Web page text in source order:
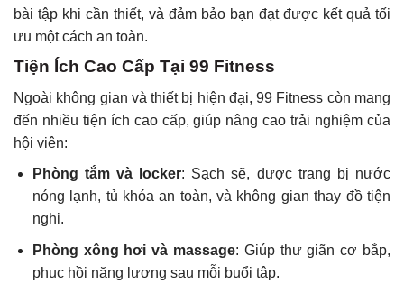
bài tập khi cần thiết, và đảm bảo bạn đạt được kết quả tối
ưu một cách an toàn.
Tiện Ích Cao Cấp Tại 99 Fitness
Ngoài không gian và thiết bị hiện đại, 99 Fitness còn mang
đến nhiều tiện ích cao cấp, giúp nâng cao trải nghiệm của
hội viên:
Phòng tắm và locker: Sạch sẽ, được trang bị nước
nóng lạnh, tủ khóa an toàn, và không gian thay đồ tiện
nghi.
Phòng xông hơi và massage: Giúp thư giãn cơ bắp,
phục hồi năng lượng sau mỗi buổi tập.